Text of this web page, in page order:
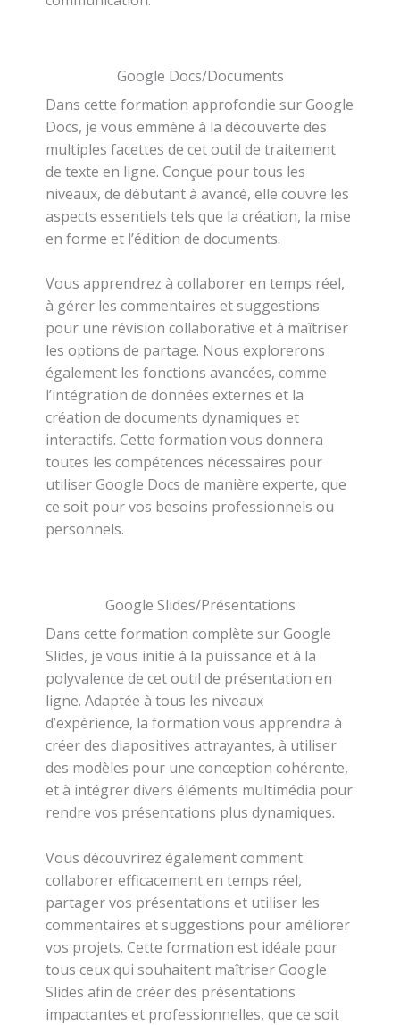
Google Docs/Documents
Dans cette formation approfondie sur Google
Docs, je vous emmène à la découverte des
multiples facettes de cet outil de traitement
de texte en ligne. Conçue pour tous les
niveaux, de débutant à avancé, elle couvre les
aspects essentiels tels que la création, la mise
en forme et l’édition de documents.
Vous apprendrez à collaborer en temps réel,
à gérer les commentaires et suggestions
pour une révision collaborative et à maîtriser
les options de partage. Nous explorerons
également les fonctions avancées, comme
l’intégration de données externes et la
création de documents dynamiques et
interactifs. Cette formation vous donnera
toutes les compétences nécessaires pour
utiliser Google Docs de manière experte, que
ce soit pour vos besoins professionnels ou
personnels.
Google Slides/Présentations
Dans cette formation complète sur Google
Slides, je vous initie à la puissance et à la
polyvalence de cet outil de présentation en
ligne. Adaptée à tous les niveaux
d’expérience, la formation vous apprendra à
créer des diapositives attrayantes, à utiliser
des modèles pour une conception cohérente,
et à intégrer divers éléments multimédia pour
rendre vos présentations plus dynamiques.
Vous découvrirez également comment
collaborer efficacement en temps réel,
partager vos présentations et utiliser les
commentaires et suggestions pour améliorer
vos projets. Cette formation est idéale pour
tous ceux qui souhaitent maîtriser Google
Slides afin de créer des présentations
impactantes et professionnelles, que ce soit